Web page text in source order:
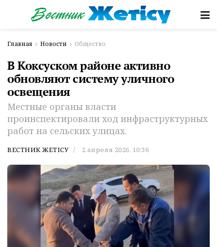
Главная Новости Общество
В Коксуском районе активно
обновляют систему уличного
освещения
Местные органы власти
проинспектировали ход инфраструктурных
работ на сельских улицах.
ВЕСТНИК ЖЕТІСУ 2 апреля 2026, 10:36